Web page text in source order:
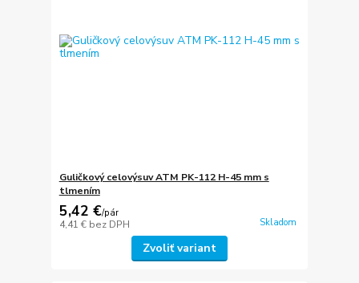
Guličkový celovýsuv ATM PK-112 H-45 mm s
tlmením
5,42 €/pár
4,41 € bez DPH Skladom
Zvoliť variant